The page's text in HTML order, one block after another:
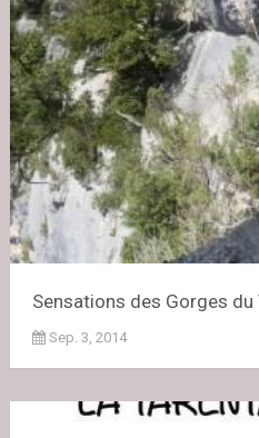
Sensations des Gorges du
Sep. 3, 2014